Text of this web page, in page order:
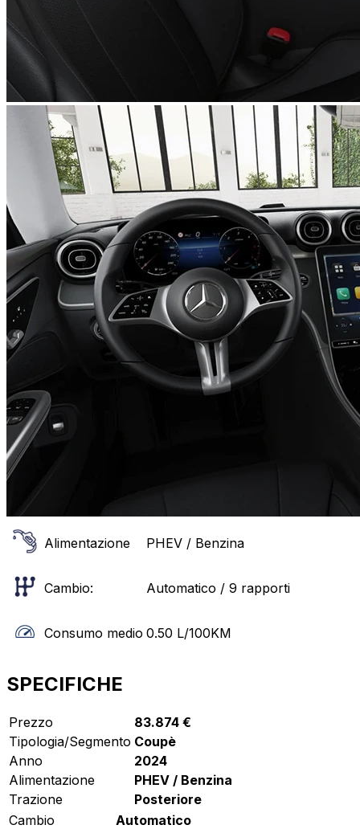
Alimentazione PHEV / Benzina
Cambio: Automatico / 9 rapporti
Consumo medio 0.50 L/100KM
SPECIFICHE
Prezzo
83.874 €
Tipologia/Segmento Coupè
Anno
2024
Alimentazione
PHEV / Benzina
Trazione
Posteriore
Cambio
Automatico